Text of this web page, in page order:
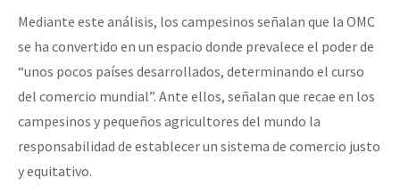
Mediante este análisis, los campesinos señalan que la OMC
se ha convertido en un espacio donde prevalece el poder de
“unos pocos países desarrollados, determinando el curso
del comercio mundial”. Ante ellos, señalan que recae en los
campesinos y pequeños agricultores del mundo la
responsabilidad de establecer un sistema de comercio justo
y equitativo.